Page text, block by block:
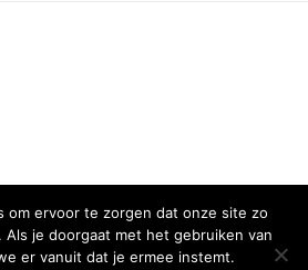
om ervoor te zorgen dat onze site zo
Als je doorgaat met het gebruiken van
er vanuit dat je ermee instemt.